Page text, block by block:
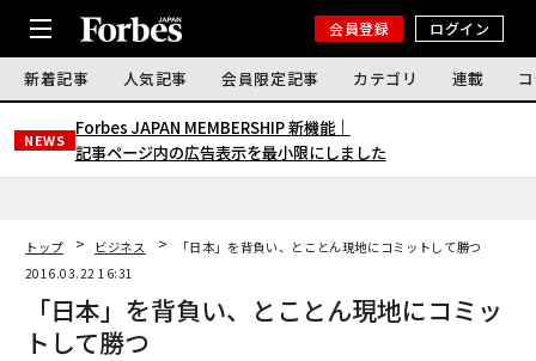
会員登録 ログイン
新着記事 人気記事 会員限定記事 カテゴリ 連載
NEWS
Forbes JAPAN MEMBERSHIP 新機能｜
記事ページ内の広告表示を最小限にしました
トップ ビジネス
「日本」を背負い、とことん現地にコミットして勝つ
2016.03.22 16:31
「日本」を背負い、とことん現地にコミッ
トして勝つ